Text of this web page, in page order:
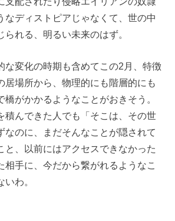
なディストピアじゃなくて、世の中
れる、明るい未来のはず。
な変化の時期も含めてこの2月、特徴
居場所から、物理的にも階層的にも
橋がかかるようなことがおきそう。
積んできた人でも「そこは、その世
なのに、まだそんなことが隠されて
と、以前にはアクセスできなかった
相手に、今だから繋がれるようなこ
わ。